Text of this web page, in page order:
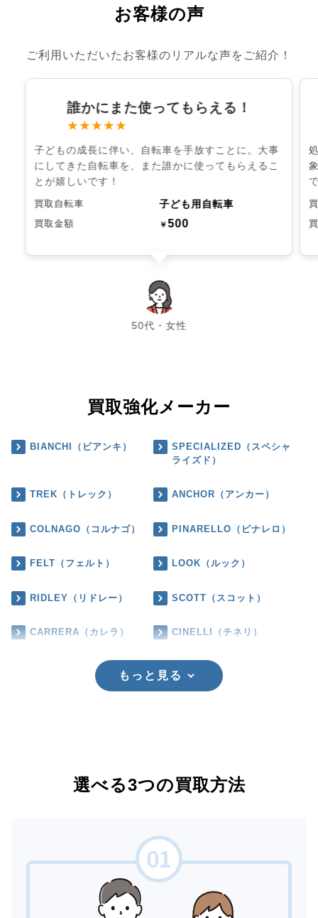
お客様の声
ご利用いただいたお客様のリアルな声をご紹介！
誰かにまた使ってもらえる！
★★★★★
子どもの成長に伴い、自転車を手放すことに。大事
にしてきた自転車を、また誰かに使ってもらえるこ
とが嬉しいです！
買取自転車 子ども用自転車
買取金額 ￥500
50代・女性
chevron_left chevron_right
買取強化メーカー
BIANCHI（ビアンキ）
SPECIALIZED（スペシャ
ライズド）
TREK（トレック） ANCHOR（アンカー）
COLNAGO（コルナゴ） PINARELLO（ピナレロ）
FELT（フェルト） LOOK（ルック）
RIDLEY（リドレー） SCOTT（スコット）
CARRERA（カレラ） CINELLI（チネリ）
もっと見る
選べる3つの買取方法